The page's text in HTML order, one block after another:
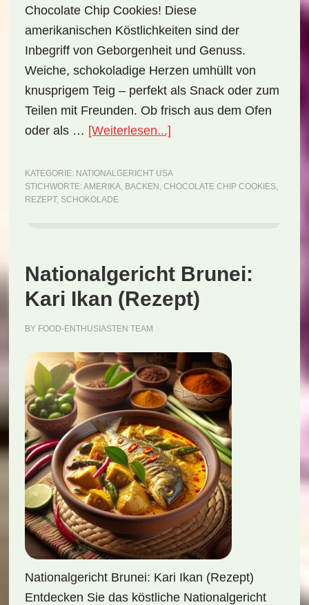
Chocolate Chip Cookies! Diese
amerikanischen Köstlichkeiten sind der
Inbegriff von Geborgenheit und Genuss.
Weiche, schokoladige Herzen umhüllt von
knusprigem Teig – perfekt als Snack oder zum
Teilen mit Freunden. Ob frisch aus dem Ofen
oder als … [Weiterlesen...]ÜberNationalgericht
Chocolate
Chip
(Rezept)
KATEGORIE: NATIONALGERICHT USA
STICHWORTE: AMERIKA, BACKEN , CHOCOLATE CHIP COOKIES,
REZEPT, SCHOKOLADE
Nationalgericht Brunei:
Kari Ikan (Rezept)
BY FOOD-ENTHUSIASTEN TEAM
Nationalgericht Brunei: Kari Ikan (Rezept)
Entdecken Sie das köstliche Nationalgericht